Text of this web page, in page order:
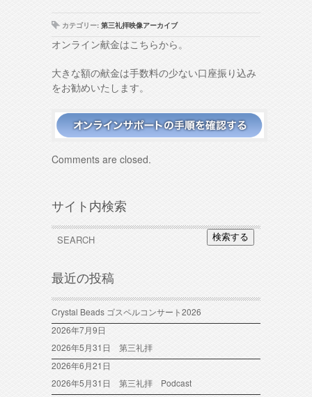
カテゴリー: 第三礼拝映像アーカイブ
オンライン献金はこちらから。
大きな額の献金は手数料の少ない口座振り込み
をお勧めいたします。
Comments are closed.
サイト内検索
検索する
最近の投稿
Crystal Beads ゴスペルコンサート2026
2026年7月9日
2026年5月31日 第三礼拝
2026年6月21日
2026年5月31日 第三礼拝 Podcast